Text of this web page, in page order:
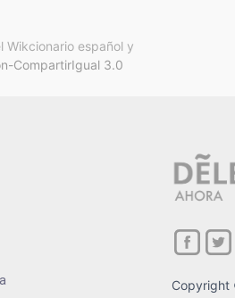
español y
CompartirIgual 3.0
Copyright